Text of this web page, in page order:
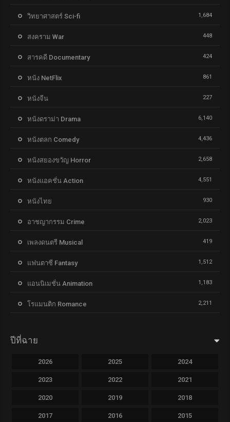
วิทยาศาสตร์ Sci-fi 1,684
สงคราม War 448
สารคดี Documentary 424
หนัง NetFlix 861
หนังจีน 227
หนังดราม่า Drama 6,140
หนังตลก Comedy 4,436
หนังสยองขวัญ Horror 2,658
หนังแอคชั่น Action 4,551
หนังไทย 930
อาชญากรรม Crime 2,023
เพลงดนตรี Musical 419
แฟนตาซี Fantasy 1,512
แอนนิเมชั่น Animation 1,183
โรแมนติก Romance 2,211
ปีที่ฉาย
2026 2025 2024
2023 2022 2021
2020 2019 2018
2017 2016 2015